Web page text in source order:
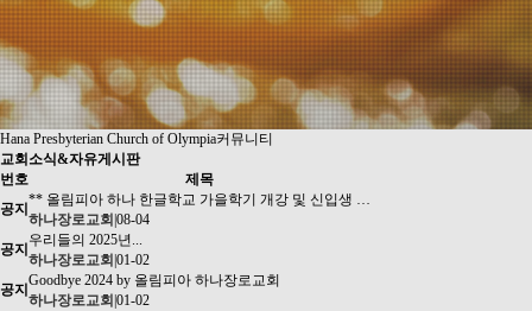
Hana Presbyterian Church of Olympia커뮤니티
교회소식&자유게시판
번호
제목
공지
** 올림피아 하나 한글학교 가을학기 개강 및 신입생 …
하나장로교회 08-04
공지
우리들의 2025년...
하나장로교회 01-02
공지
Goodbye 2024 by 올림피아 하나장로교회
하나장로교회 01-02